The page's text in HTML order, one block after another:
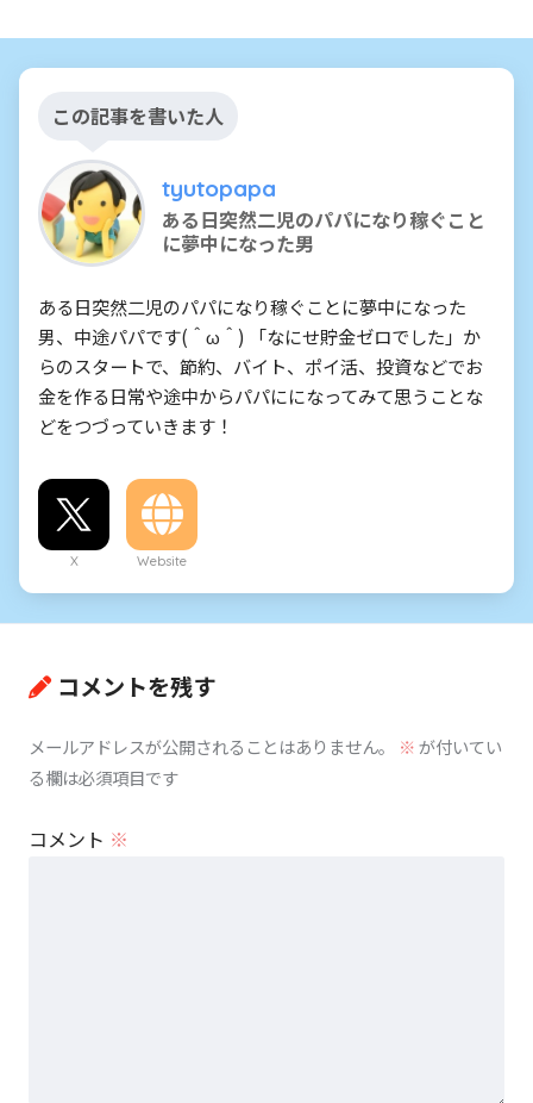
この記事を書いた人
tyutopapa
ある日突然二児のパパになり稼ぐこと
に夢中になった男
ある日突然二児のパパになり稼ぐことに夢中になった
男、中途パパです(＾ω＾) 「なにせ貯金ゼロでした」か
らのスタートで、節約、バイト、ポイ活、投資などでお
金を作る日常や途中からパパにになってみて思うことな
どをつづっていきます！
X Website
コメントを残す
メールアドレスが公開されることはありません。 ※が付いてい
る欄は必須項目です
コメント ※